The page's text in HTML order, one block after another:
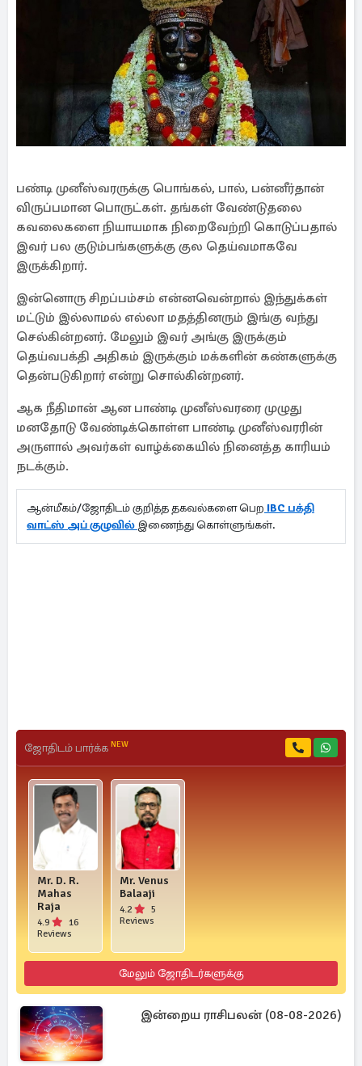
பண்டி முனீஸ்வரருக்கு பொங்கல், பால், பன்னீர்தான்
விருப்பமான பொருட்கள். தங்கள் வேண்டுதலை
கவலைகளை நியாயமாக நிறைவேற்றி கொடுப்பதால்
இவர் பல குடும்பங்களுக்கு குல தெய்வமாகவே
இருக்கிறார்.
இன்னொரு சிறப்பம்சம் என்னவென்றால் இந்துக்கள்
மட்டும் இல்லாமல் எல்லா மதத்தினரும் இங்கு வந்து
செல்கின்றனர். மேலும் இவர் அங்கு இருக்கும்
தெய்வபக்தி அதிகம் இருக்கும் மக்களின் கண்களுக்கு
தென்படுகிறார் என்று சொல்கின்றனர்.
ஆக நீதிமான் ஆன பாண்டி முனீஸ்வரரை முழுது
மனதோடு வேண்டிக்கொள்ள பாண்டி முனீஸ்வரரின்
அருளால் அவர்கள் வாழ்க்கையில் நினைத்த காரியம்
நடக்கும்.
ஆன்மீகம்/ஜோதிடம் குறித்த தகவல்களை பெற IBC பக்தி
வாட்ஸ் அப் குழுவில் இணைந்து கொள்ளுங்கள்.
ஜோதிடம் பார்க்க NEW
Mr. D. R.
Mahas
Raja
4.9
16
Reviews
Mr. Venus
Balaaji
4.2
5
Reviews
மேலும் ஜோதிடர்களுக்கு
இன்றைய ராசிபலன் (08-08-2026)